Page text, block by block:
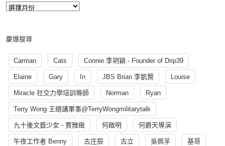
慶爆搜尋
Carman Cats Connie 李玥穎 - Founder of Drip39
Elaine Gary In JBS Brian 李凱賢 Louise
Miracle 社交力學培訓導師 Norman Ryan
Terry Wong 王總講軍事@TerryWongmilitarytalk
九十後文藝少女 - 賈雅緻 何啟明 何爵天導演
午夜工作者 Benny 古庄辰 古立 吳佩孚 基哥